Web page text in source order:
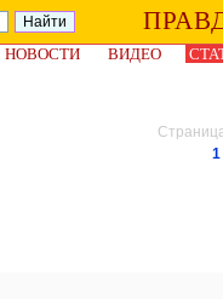
НОВОСТИ ВИДЕО
1